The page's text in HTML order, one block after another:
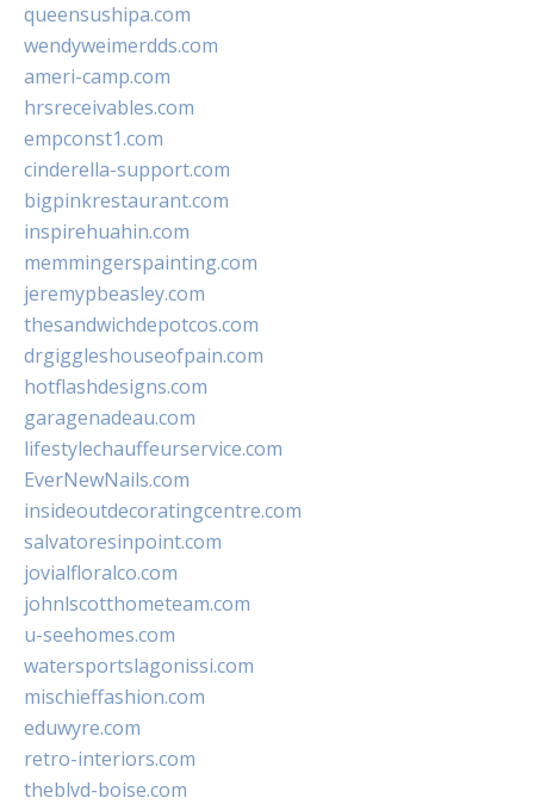
queensushipa.com
wendyweimerdds.com
ameri-camp.com
hrsreceivables.com
empconst1.com
cinderella-support.com
bigpinkrestaurant.com
inspirehuahin.com
memmingerspainting.com
jeremypbeasley.com
thesandwichdepotcos.com
drgiggleshouseofpain.com
hotflashdesigns.com
garagenadeau.com
lifestylechauffeurservice.com
EverNewNails.com
insideoutdecoratingcentre.com
salvatoresinpoint.com
jovialfloralco.com
johnlscotthometeam.com
u-seehomes.com
watersportslagonissi.com
mischieffashion.com
eduwyre.com
retro-interiors.com
theblvd-boise.com